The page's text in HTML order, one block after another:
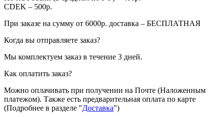
CDEK – 500р.
При заказе на сумму от 6000р. доставка – БЕСПЛАТНАЯ
Когда вы отправляете заказ?
Мы комплектуем заказ в течение 3 дней.
Как оплатить заказ?
Можно оплачивать при получении на Почте (Наложенным
платежом). Также есть предварительная оплата по карте
(Подробнее в разделе "Доставка")